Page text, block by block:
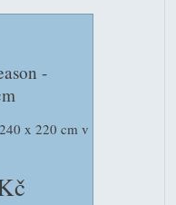
-
x 220 cm v